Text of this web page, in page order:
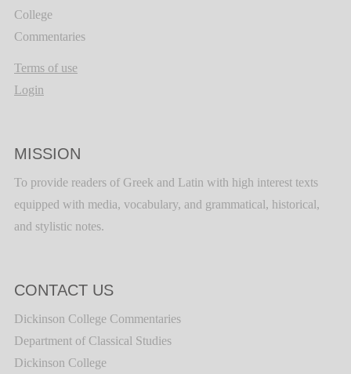
College
Commentaries
Terms of use
Login
MISSION
To provide readers of Greek and Latin with high interest texts
equipped with media, vocabulary, and grammatical, historical,
and stylistic notes.
CONTACT US
Dickinson College Commentaries
Department of Classical Studies
Dickinson College